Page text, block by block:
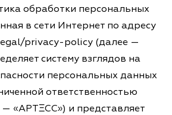
обработки персональных
в сети Интернет по адресу
privacy-policy (далее —
систему взглядов на
персональных данных
ответственностью
«АРТΞСС») и представляет